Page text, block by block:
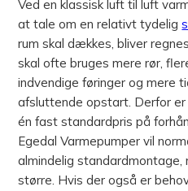
Ved en klassisk luft til luft
at tale om en relativt tydelig
rum skal dækkes, bliver
skal ofte bruges mere rør,
indvendige føringer og mere
afsluttende opstart. Derfor
én fast standardpris på
Egedal Varmepumper vil
almindelig
større. Hvis der også er